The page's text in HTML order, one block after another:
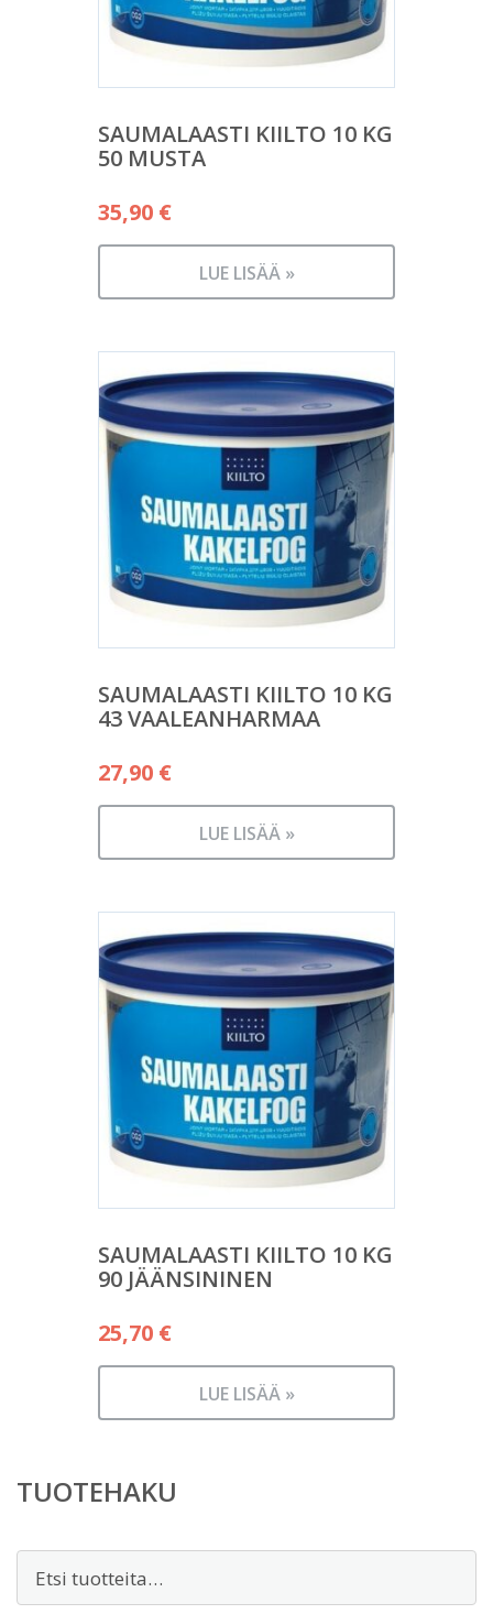
SAUMALAASTI KIILTO 10 KG
50 MUSTA
35,90 €
LUE LISÄÄ »
SAUMALAASTI KIILTO 10 KG
43 VAALEANHARMAA
27,90 €
LUE LISÄÄ »
SAUMALAASTI KIILTO 10 KG
90 JÄÄNSININEN
25,70 €
LUE LISÄÄ »
TUOTEHAKU